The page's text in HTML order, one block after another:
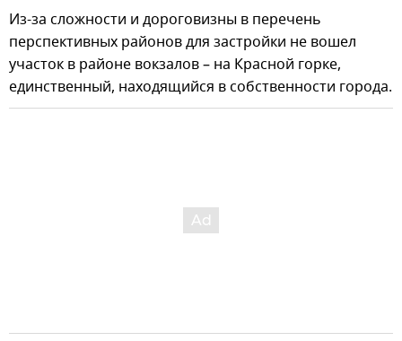
Из-за сложности и дороговизны в перечень
перспективных районов для застройки не вошел
участок в районе вокзалов – на Красной горке,
единственный, находящийся в собственности города.